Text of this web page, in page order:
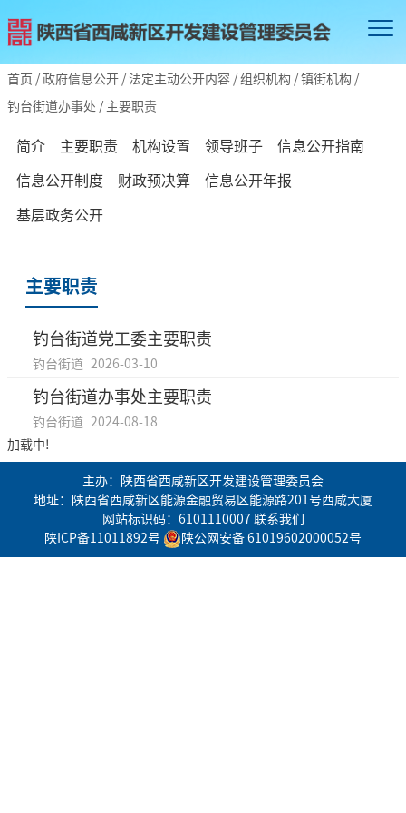
首页 /政府信息公开 / 法定主动公开内容 /组织机构 /镇街机构 /
钓台街道办事处 / 主要职责
简介 主要职责 机构设置 领导班子
信息公开指南
信息公开制度
财政预决算
信息公开年报
基层政务公开
主要职责
钓台街道党工委主要职责
钓台街道 2026-03-10
钓台街道办事处主要职责
钓台街道 2024-08-18
加载中!
主办：陕西省西咸新区开发建设管理委员会
地址：陕西省西咸新区能源金融贸易区能源路201号西咸大厦
网站标识码：6101110007 联系我们
陕ICP备11011892号
陕公网安备 61019602000052号